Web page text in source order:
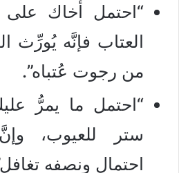
“احتمل أخاك على
العتاب فإنَّه يُورِّث
من رجوت عُتباه”.
“احتمل ما يمرُّ
ستر للعيوب،
احتمال ونصفه